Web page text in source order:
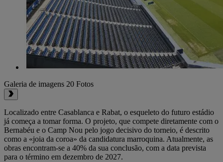
Galeria de imagens 20 Fotos
Localizado entre Casablanca e Rabat, o esqueleto do futuro estádio
já começa a tomar forma. O projeto, que compete diretamente com o
Bernabéu e o Camp Nou pelo jogo decisivo do torneio, é descrito
como a «joia da coroa» da candidatura marroquina. Atualmente, as
obras encontram-se a 40% da sua conclusão, com a data prevista
para o término em dezembro de 2027.